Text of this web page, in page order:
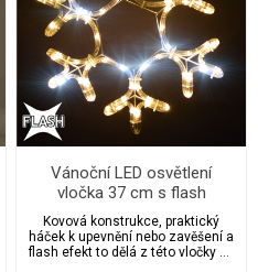
Vánoční LED osvětlení
vločka 37 cm s flash
efektem
Kovová konstrukce, praktický
háček k upevnění nebo zavěšení a
flash efekt to dělá z této vločky do